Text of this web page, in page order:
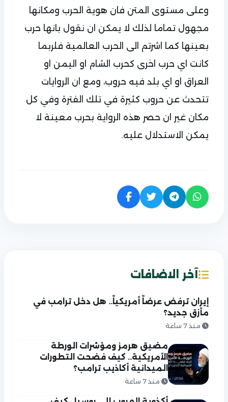
وعلى مستوى المتن فان هوية الحرب ومكانها
مجهول تماما لذلك لا يمكن ان نقول بانها حرب
بعينها كما اشرتم الى الحرب العالمية فلربما
كانت اي حرب اخرى كحرب الشام او اليمن او
العراق او اي بلد فيه حروب، ومع ان الروايات
تتحدث عن حروب كثيرة في تلك الفترة وفي كل
مكان غير ان حصر هذه الرواية بحرب معينة لا
يمكن الاستدلال عليه.
آخر الاضافات
إيران ترفض عرضاً أمريكياً.. هل دخل ترامب في
مأزق جديد؟
منذ 7 ساعة
مضيق هرمز ومؤشرات الورطة
الأمريكية.. كيف فضحت التطورات
الميدانية أكاذيب ترامب؟
منذ 7 ساعة